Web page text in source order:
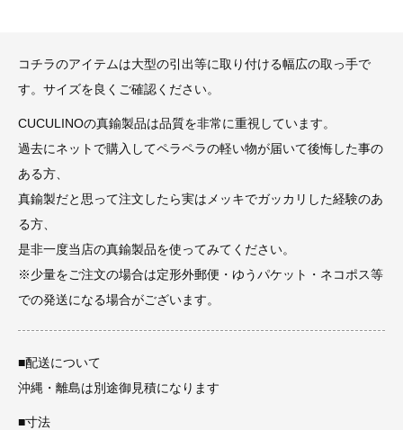
コチラのアイテムは大型の引出等に取り付ける幅広の取っ手で
す。サイズを良くご確認ください。
CUCULINOの真鍮製品は品質を非常に重視しています。
過去にネットで購入してペラペラの軽い物が届いて後悔した事の
ある方、
真鍮製だと思って注文したら実はメッキでガッカリした経験のあ
る方、
是非一度当店の真鍮製品を使ってみてください。
※少量をご注文の場合は定形外郵便・ゆうパケット・ネコポス等
での発送になる場合がございます。
■配送について
沖縄・離島は別途御見積になります
■寸法